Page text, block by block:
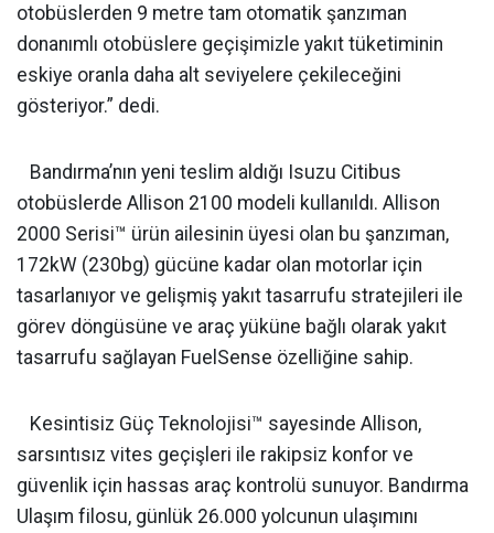
otobüslerden 9 metre tam otomatik şanzıman
donanımlı otobüslere geçişimizle yakıt tüketiminin
eskiye oranla daha alt seviyelere çekileceğini
gösteriyor.” dedi.
Bandırma’nın yeni teslim aldığı Isuzu Citibus
otobüslerde Allison 2100 modeli kullanıldı. Allison
2000 Serisi™ ürün ailesinin üyesi olan bu şanzıman,
172kW (230bg) gücüne kadar olan motorlar için
tasarlanıyor ve gelişmiş yakıt tasarrufu stratejileri ile
görev döngüsüne ve araç yüküne bağlı olarak yakıt
tasarrufu sağlayan FuelSense özelliğine sahip.
Kesintisiz Güç Teknolojisi™ sayesinde Allison,
sarsıntısız vites geçişleri ile rakipsiz konfor ve
güvenlik için hassas araç kontrolü sunuyor. Bandırma
Ulaşım filosu, günlük 26.000 yolcunun ulaşımını